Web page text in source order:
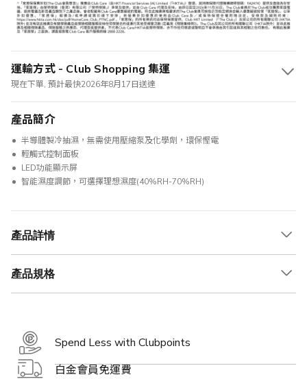
運輸方式 - Club Shopping 集運
現在下單, 預計最快2026年8月17日送達
產品簡介
半導體製冷抽濕，無需使用壓縮泵及化學劑，環保慳電
輕觸式控制面板
LED功能顯示屏
智能濕度調節，可選擇理想濕度(40%RH-70%RH)
產品詳情
產品規格
Spend Less with Clubpoints
白金會員免運費